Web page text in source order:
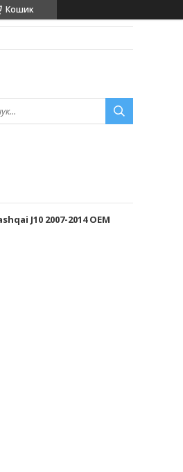
Кошик
J10 2007-2014 OEM